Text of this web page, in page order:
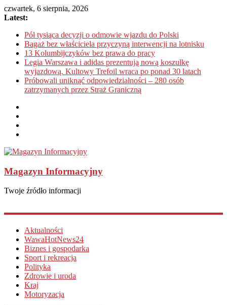
czwartek, 6 sierpnia, 2026
Latest:
Pół tysiąca decyzji o odmowie wjazdu do Polski
Bagaż bez właściciela przyczyną interwencji na lotnisku
13 Kolumbijczyków bez prawa do pracy
Legia Warszawa i adidas prezentują nową koszulkę
wyjazdową. Kultowy Trefoil wraca po ponad 30 latach
Próbowali uniknąć odpowiedzialności – 280 osób
zatrzymanych przez Straż Graniczną
Magazyn Informacyjny
Twoje źródło informacji
Aktualności
WawaHotNews24
Biznes i gospodarka
Sport i rekreacja
Polityka
Zdrowie i uroda
Kraj
Motoryzacja